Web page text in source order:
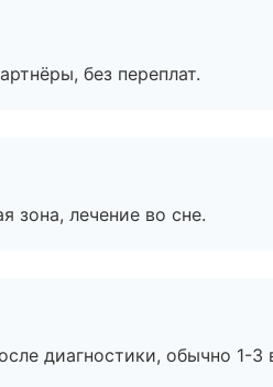
без переплат.
зона, лечение во сне.
диагностики, обычно 1-3